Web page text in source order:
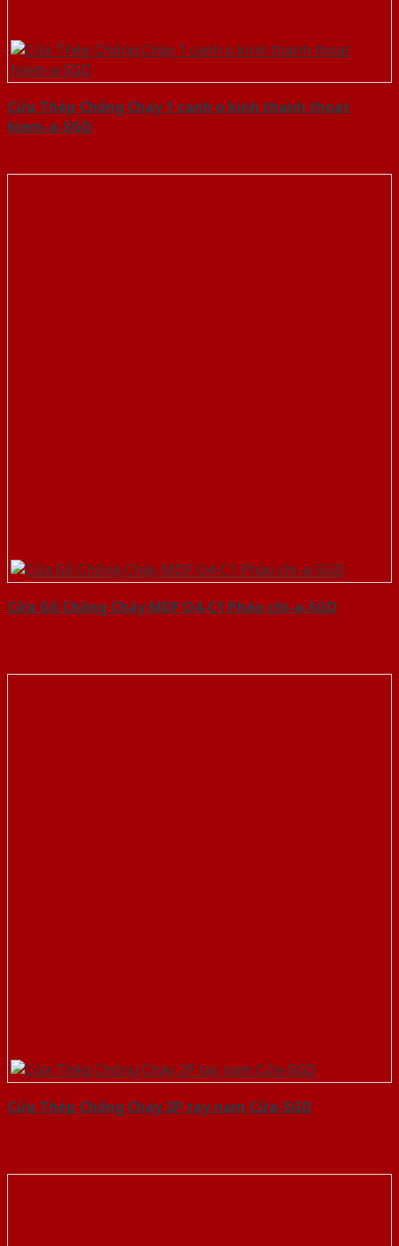
Cửa Thép Chống Cháy 1 canh o kinh thanh thoat
hiem-a-SGD
Cửa Gỗ Chống Cháy MDF O4-C1 Phào chi-a-SGD
Cửa Thép Chống Cháy 2P tay nam Cửa-SGD